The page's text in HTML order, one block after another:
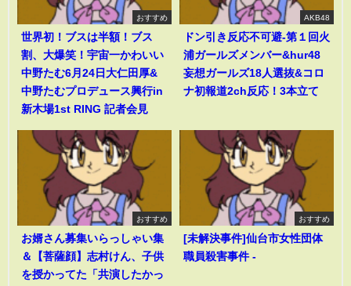
おすすめ
世界初！ブスは半額！ブス
割、大爆笑！宇宙一かわいい
中野たむ6月24日大仁田厚&
中野たむプロデュース興行in
新木場1st RING 記者会見
AKB48
ドン引き反応不可避-第１回火
浦ガールズメンバー&hur48
妄想ガールズ18人選抜&コロ
ナ初報道2ch反応！3本立て
おすすめ
お婿さん募集いらっしゃい集
＆【菩薩顔】志村けん、子供
を授かってた「共演したかっ
おすすめ
[未解決事件]仙台市女性団体
職員殺害事件 -